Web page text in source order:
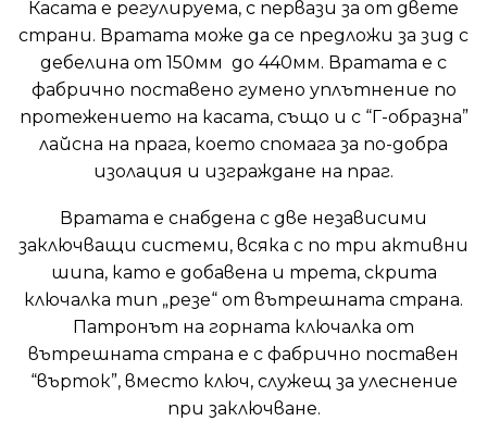
Касата е регулируема, с первази за от двете
страни. Вратата може да се предложи за зид с
дебелина от 150мм до 440мм. Вратата е с
фабрично поставено гумено уплътнение по
протежението на касата, също и с “Г-образна”
лайсна на прага, което спомага за по-добра
изолация и изграждане на праг.
Вратата е снабдена с две независими
заключващи системи, всяка с по три активни
шипа, като е добавена и трета, скрита
ключалка тип „резе“ от вътрешната страна.
Патронът на горната ключалка от
вътрешната страна е с фабрично поставен
“върток”, вместо ключ, служещ за улеснение
при заключване.